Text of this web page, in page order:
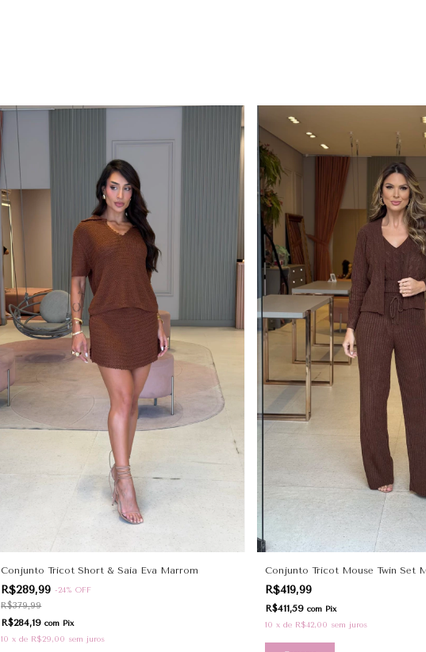
Conjunto Tricot Short & Saia Eva Marrom
R$289,99-24%OFF
R$379,99
R$284,19com Pix
10 xde R$29,00 sem juros
Conjunto Tricot Mouse Twin Set
R$419,99
R$411,59 com Pix
10 x de R$42,00 sem juros